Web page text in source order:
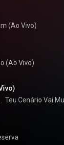
(Ao Vivo)
(Ao Vivo)